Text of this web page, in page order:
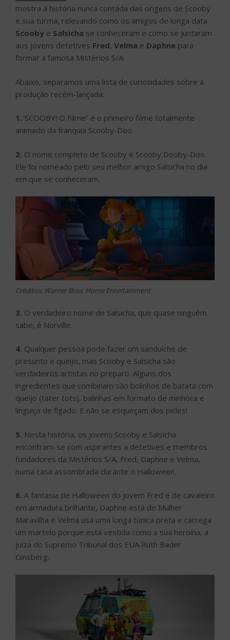
mostra a história nunca contada das origens de Scooby
e sua turma, relevando como os amigos de longa data
Scooby e Salsicha se conheceram e como se juntaram
aos jovens detetives Fred, Velma e Daphne para
formar a famosa Mistérios S/A.
Abaixo, separamos uma lista de curiosidades sobre a
produção recém-lançada:
1.“SCOOBY! O Filme” é o primeiro filme totalmente
animado da franquia Scooby-Doo.
2. O nome completo de Scooby é Scooby Dooby-Doo.
Ele foi nomeado pelo seu melhor amigo Salsicha no dia
em que se conheceram.
Créditos: Warner Bros. Home Entertainment
3. O verdadeiro nome de Salsicha, que quase ninguém
sabe, é Norville.
4. Qualquer pessoa pode fazer um sanduíche de
presunto e queijo, mas Scooby e Salsicha são
verdadeiros artistas no preparo. Alguns dos
ingredientes que combinam são bolinhos de batata com
queijo (tater tots), balinhas em formato de minhoca e
linguiça de fígado. E não se esqueçam dos picles!
5. Nesta história, os jovens Scooby e Salsicha
encontram-se com aspirantes a detetives e membros
fundadores da Mistérios S/A, Fred, Daphne e Velma,
numa casa assombrada durante o Halloween.
6. A fantasia de Halloween do jovem Fred é de cavaleiro
em armadura brilhante, Daphne está de Mulher
Maravilha e Velma usa uma longa túnica preta e carrega
um martelo porque está vestida como a sua heroína, a
juíza do Supremo Tribunal dos EUA Ruth Bader
Ginsberg.